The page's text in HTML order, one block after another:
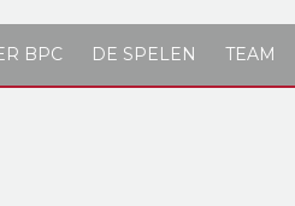
BPC DE SPELEN TEAM